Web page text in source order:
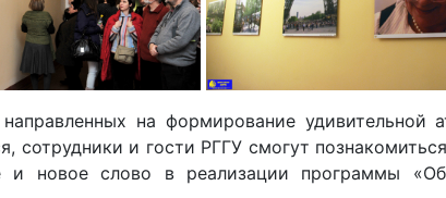
на формирование удивительной
сотрудники и гости РГГУ смогут
новое слово в реализации программы